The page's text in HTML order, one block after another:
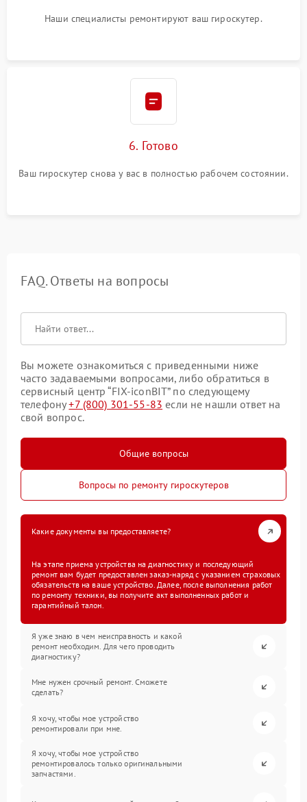
Наши специалисты ремонтируют ваш гироскутер.
6. Готово
Ваш гироскутер снова у вас в полностью рабочем состоянии.
FAQ. Ответы на вопросы
Вы можете ознакомиться с приведенными ниже
часто задаваемыми вопросами, либо обратиться в
сервисный центр “FIX-iconBIT” по следующему
телефону+7 (800) 301-55-83 если не нашли ответ на
свой вопрос.
Общие вопросы
Вопросы по ремонту гироскутеров
Какие документы вы предоставляете?
На этапе приема устройства на диагностику и последующий
ремонт вам будет предоставлен заказ-наряд с указанием страховых
обязательств на ваше устройство. Далее, после выполнения работ
по ремонту техники, вы получите акт выполненных работ и
гарантийный талон.
Я уже знаю в чем неисправность и какой
ремонт необходим. Для чего проводить
диагностику?
Мне нужен срочный ремонт. Сможете
сделать?
Я хочу, чтобы мое устройство
ремонтировали при мне.
Я хочу, чтобы мое устройство
ремонтировалось только оригинальными
запчастями.